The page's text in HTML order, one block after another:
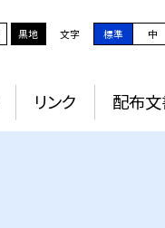
黒地 文字 標準 中
リンク 配布